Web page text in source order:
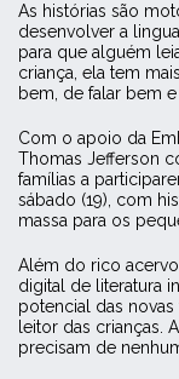
As histórias são
desenvolver a
para que alguém
criança, ela tem
bem, de falar bem
Com o apoio da
Thomas Jefferson
famílias a
sábado (19), com
massa para os
Além do rico
digital de literatura
potencial das
leitor das crianças.
precisam de